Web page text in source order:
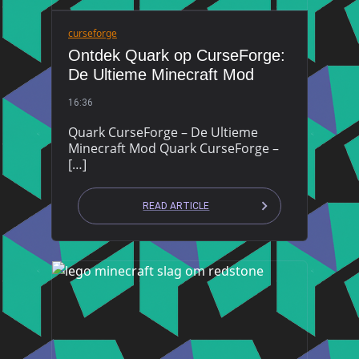
curseforge
Ontdek Quark op CurseForge:
De Ultieme Minecraft Mod
16:36
Quark CurseForge – De Ultieme
Minecraft Mod Quark CurseForge –
[…]
READ ARTICLE